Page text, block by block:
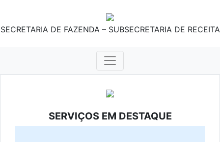
SECRETARIA DE FAZENDA – SUBSECRETARIA DE RECEITA
SERVIÇOS EM DESTAQUE